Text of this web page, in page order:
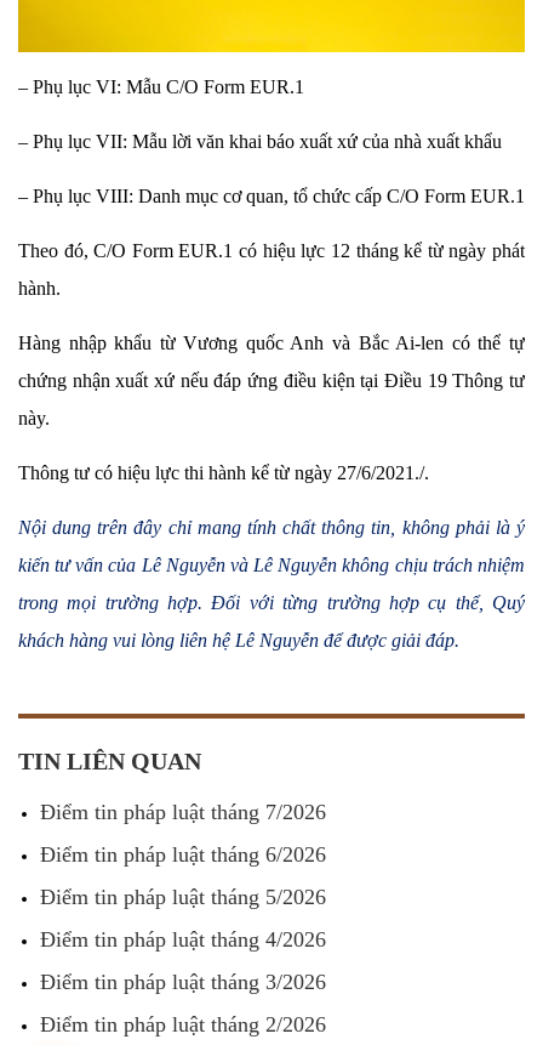
– Phụ lục VI: Mẫu C/O Form EUR.1
– Phụ lục VII: Mẫu lời văn khai báo xuất xứ của nhà xuất khẩu
– Phụ lục VIII: Danh mục cơ quan, tổ chức cấp C/O Form EUR.1
Theo đó, C/O Form EUR.1 có hiệu lực 12 tháng kể từ ngày phát
hành.
Hàng nhập khẩu từ Vương quốc Anh và Bắc Ai-len có thể tự
chứng nhận xuất xứ nếu đáp ứng điều kiện tại Điều 19 Thông tư
này.
Thông tư có hiệu lực thi hành kể từ ngày 27/6/2021./.
Nội dung trên đây chỉ mang tính chất thông tin, không phải là ý
kiến tư vấn của Lê Nguyễn và Lê Nguyễn không chịu trách nhiệm
trong mọi trường hợp. Đối với từng trường hợp cụ thể, Quý
khách hàng vui lòng liên hệ Lê Nguyễn để được giải đáp.
TIN LIÊN QUAN
Điểm tin pháp luật tháng 7/2026
Điểm tin pháp luật tháng 6/2026
Điểm tin pháp luật tháng 5/2026
Điểm tin pháp luật tháng 4/2026
Điểm tin pháp luật tháng 3/2026
Điểm tin pháp luật tháng 2/2026